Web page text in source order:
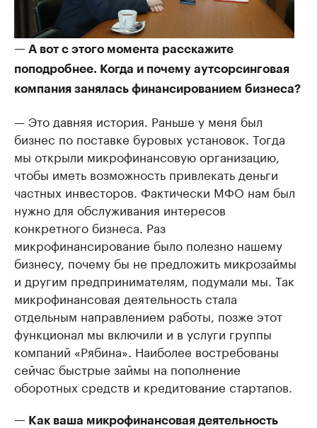
— А вот с этого момента расскажите
поподробнее. Когда и почему аутсорсинговая
компания занялась финансированием бизнеса?
— Это давняя история. Раньше у меня был
бизнес по поставке буровых установок. Тогда
мы открыли микрофинансовую организацию,
чтобы иметь возможность привлекать деньги
частных инвесторов. Фактически МФО нам был
нужно для обслуживания интересов
конкретного бизнеса. Раз
микрофинансирование было полезно нашему
бизнесу, почему бы не предложить микрозаймы
и другим предпринимателям, подумали мы. Так
микрофинансовая деятельность стала
отдельным направлением работы, позже этот
функционал мы включили и в услуги группы
компаний «Рябина». Наиболее востребованы
сейчас быстрые займы на пополнение
оборотных средств и кредитование стартапов.
— Как ваша микрофинансовая деятельность